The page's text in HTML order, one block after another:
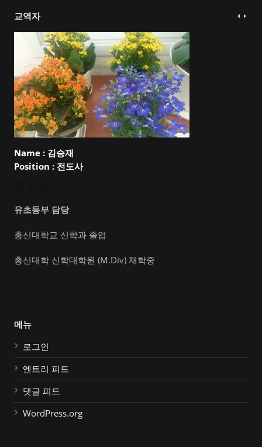
교역자
Name : 김승재
Position : 전도사
유초등부 담당
총신대학교 신학과 졸업
총신대학 신학대학원 (M.Div) 재학중
메뉴
로그인
엔트리 피드
댓글 피드
WordPress.org